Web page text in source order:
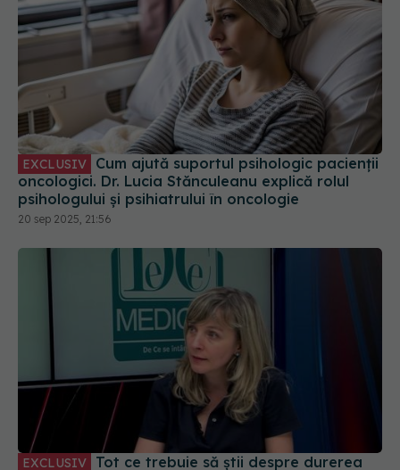
EXCLUSIV
oncologici. Dr. Lucia Stănculeanu explică rolul
psihologului și psihiatrului în oncologie
20 sep 2025, 21:56
EXCLUSIV Tot ce trebuie să știi despre durerea
de stomac. Dr. Oana Dolofan (SANDOR), la DC
Medical și DC News, marți, 12 august, ora 16:00
25 aug 2025, 15:53